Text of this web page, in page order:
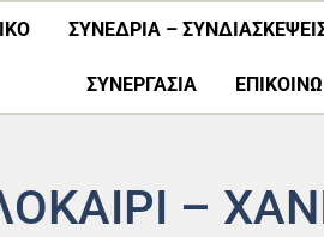
ΣΥΝΕΔΡΙΑ –
ΣΥΝΕΡΓΑΣΊΑ
–